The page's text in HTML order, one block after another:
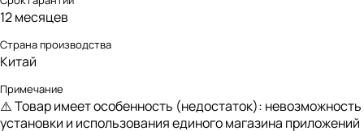
12 месяцев
Страна производства
Китай
Примечание
⚠️ Товар имеет особенность (недостаток): невозможность
установки и использования единого магазина приложений